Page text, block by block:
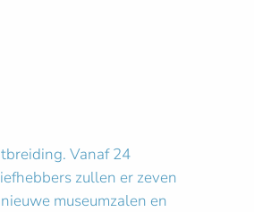
Vanaf 24
zullen er zeven
museumzalen en